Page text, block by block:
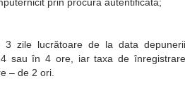
zile lucrătoare de la data depunerii
sau în 4 ore, iar taxa de înregistrare
– de 2 ori.